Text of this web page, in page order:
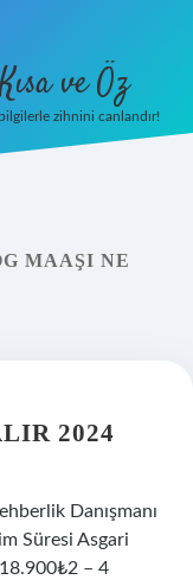
ve Öz
bilgilerle zihnini canlandır!
MAAŞI NE
2024
Danışmanı
Süresi Asgari
– 4